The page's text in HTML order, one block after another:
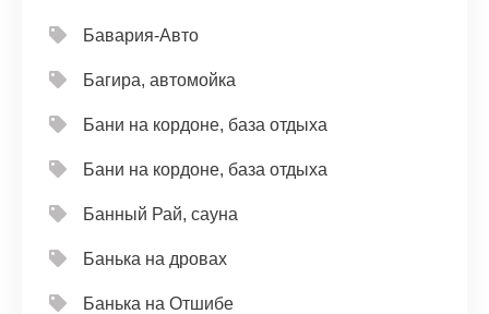
Бавария-Авто
Багира, автомойка
Бани на кордоне, база отдыха
Бани на кордоне, база отдыха
Банный Рай, сауна
Банька на дровах
Банька на Отшибе